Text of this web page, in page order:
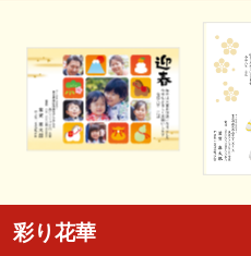
彩り花華